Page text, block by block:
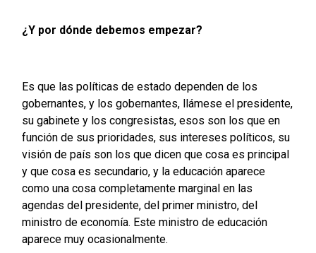
¿Y por dónde debemos empezar?
Es que las políticas de estado dependen de los
gobernantes, y los gobernantes, llámese el presidente,
su gabinete y los congresistas, esos son los que en
función de sus prioridades, sus intereses políticos, su
visión de país son los que dicen que cosa es principal
y que cosa es secundario, y la educación aparece
como una cosa completamente marginal en las
agendas del presidente, del primer ministro, del
ministro de economía. Este ministro de educación
aparece muy ocasionalmente.